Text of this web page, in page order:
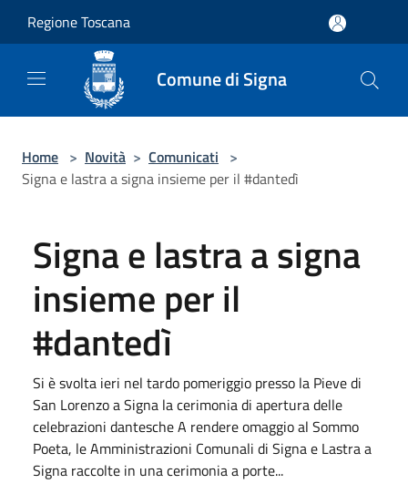
Regione Toscana
Comune di Signa
Home > Novità > Comunicati >
Signa e lastra a signa insieme per il #dantedì
Signa e lastra a signa
insieme per il
#dantedì
Si è svolta ieri nel tardo pomeriggio presso la Pieve di
San Lorenzo a Signa la cerimonia di apertura delle
celebrazioni dantesche A rendere omaggio al Sommo
Poeta, le Amministrazioni Comunali di Signa e Lastra a
Signa raccolte in una cerimonia a porte...